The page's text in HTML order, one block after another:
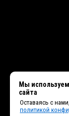
+7 (914)
+7
Мы
сайта
Оставаясь с
политикой